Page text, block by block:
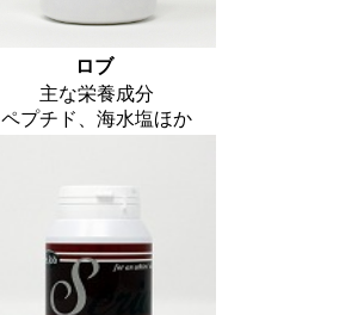
ロブ
主な栄養成分
ペプチド、海水塩ほか